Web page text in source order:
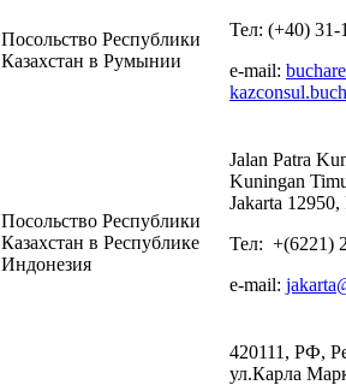
Посольство Республики
Казахстан в Румынии
Тел: (+40) 31-
е-mail:
Посольство Республики
Казахстан в Республике
Индонезия
Jalan Patra
Kuningan
Jakarta 12950,
Тел: +(6221)
e-mail:
420111, РФ,
ул.Карла